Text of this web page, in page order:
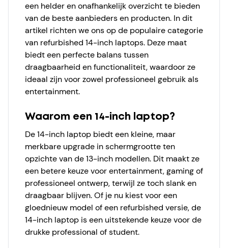
een helder en onafhankelijk overzicht te bieden
van de beste aanbieders en producten. In dit
artikel richten we ons op de populaire categorie
van refurbished 14-inch laptops. Deze maat
biedt een perfecte balans tussen
draagbaarheid en functionaliteit, waardoor ze
ideaal zijn voor zowel professioneel gebruik als
entertainment.
Waarom een 14-inch laptop?
De 14-inch laptop biedt een kleine, maar
merkbare upgrade in schermgrootte ten
opzichte van de 13-inch modellen. Dit maakt ze
een betere keuze voor entertainment, gaming of
professioneel ontwerp, terwijl ze toch slank en
draagbaar blijven. Of je nu kiest voor een
gloednieuw model of een refurbished versie, de
14-inch laptop is een uitstekende keuze voor de
drukke professional of student.